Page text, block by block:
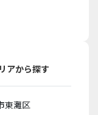
アから探す
東灘区